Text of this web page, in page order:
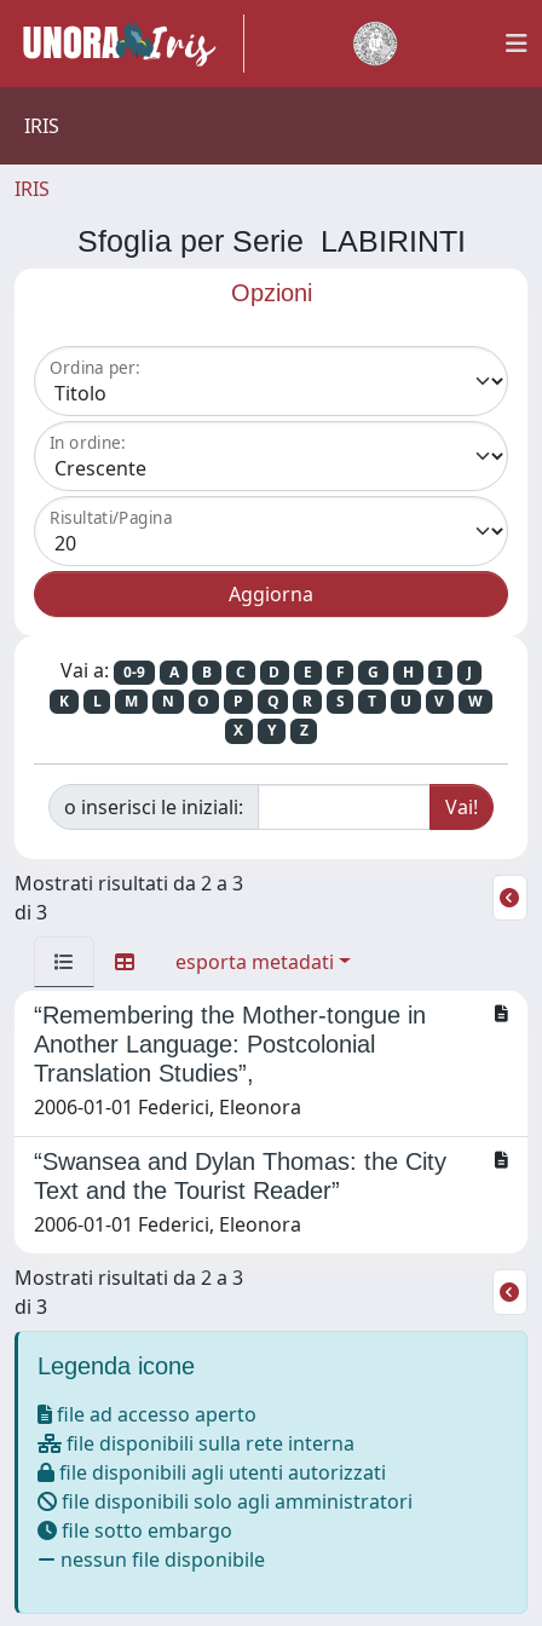
IRIS
IRIS
Sfoglia per Serie LABIRINTI
Opzioni
Ordina per:
In ordine:
Risultati/Pagina
Vai a: 0-9 A B C D E F G H I
J
K
L M N O P Q R S T U V
W
X
Y Z
o inserisci le iniziali:
Mostrati risultati da 2 a 3
di 3
esporta metadati
“Remembering the Mother-tongue in
Another Language: Postcolonial
Translation Studies”,
2006-01-01 Federici, Eleonora
“Swansea and Dylan Thomas: the City
Text and the Tourist Reader”
2006-01-01 Federici, Eleonora
Mostrati risultati da 2 a 3
di 3
Legenda icone
file ad accesso aperto
file disponibili sulla rete interna
file disponibili agli utenti autorizzati
file disponibili solo agli amministratori
file sotto embargo
nessun file disponibile